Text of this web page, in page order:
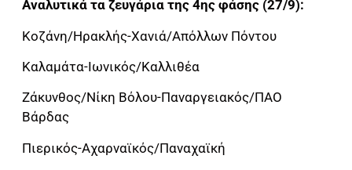
Αναλυτικά τα ζευγάρια της 4ης φάσης (27/9):
Κοζάνη/Ηρακλής-Χανιά/Απόλλων Πόντου
Καλαμάτα-Ιωνικός/Καλλιθέα
Ζάκυνθος/Νίκη Βόλου-Παναργειακός/ΠΑΟ
Βάρδας
Πιερικός-Αχαρναϊκός/Παναχαϊκή